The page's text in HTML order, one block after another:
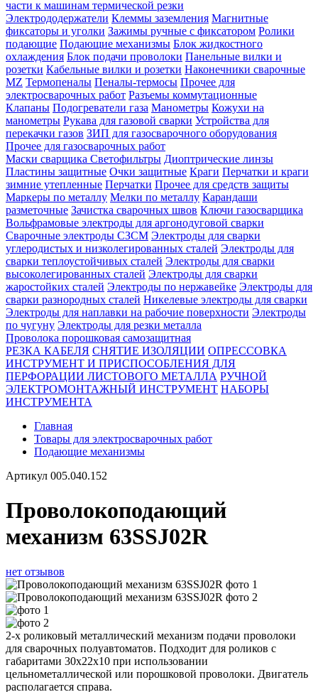
части к машинам термической резки
Электрододержатели Клеммы заземления Магнитные
фиксаторы и уголки Зажимы ручные с фиксатором Ролики
подающие Подающие механизмы Блок жидкостного
охлаждения Блок подачи проволоки Панельные вилки и
розетки Кабельные вилки и розетки Наконечники сварочные
MZ Термопеналы Пеналы-термосы Прочее для
электросварочных работ Разъемы коммутационные
Клапаны Подогреватели газа Манометры Кожухи на
манометры Рукава для газовой сварки Устройства для
перекачки газов ЗИП для газосварочного оборудования
Прочее для газосварочных работ
Маски сварщика Светофильтры Диоптрические линзы
Пластины защитные Очки защитные Краги Перчатки и краги
зимние утепленные Перчатки Прочее для средств защиты
Маркеры по металлу Мелки по металлу Карандаши
разметочные Зачистка сварочных швов Ключи газосварщика
Вольфрамовые электроды для аргонодуговой сварки
Сварочные электроды СЗСМ Электроды для сварки
углеродистых и низколегированных сталей Электроды для
сварки теплоустойчивых сталей Электроды для сварки
высоколегированных сталей Электроды для сварки
жаростойких сталей Электроды по нержавейке Электроды для
сварки разнородных сталей Никелевые электроды для сварки
Электроды для наплавки на рабочие поверхности Электроды
по чугуну Электроды для резки металла
Проволока порошковая самозащитная
РЕЗКА КАБЕЛЯ СНЯТИЕ ИЗОЛЯЦИИ ОПРЕССОВКА
ИНСТРУМЕНТ И ПРИСПОСОБЛЕНИЯ ДЛЯ
ПЕРФОРАЦИИ ЛИСТОВОГО МЕТАЛЛА РУЧНОЙ
ЭЛЕКТРОМОНТАЖНЫЙ ИНСТРУМЕНТ НАБОРЫ
ИНСТРУМЕНТА
Главная
Товары для электросварочных работ
Подающие механизмы
Артикул 005.040.152
Проволокоподающий
механизм 63SSJ02R
нет отзывов
2-х роликовый металлический механизм подачи проволоки
для сварочных полуавтоматов. Подходит для роликов с
габаритами 30х22х10 при использовании
цельнометаллической или порошковой проволоки. Двигатель
располагается справа.